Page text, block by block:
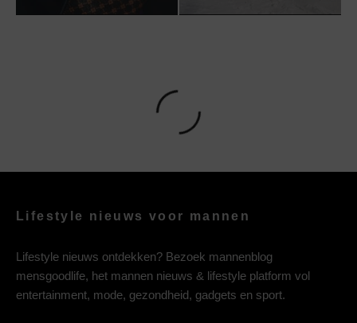
Lifestyle nieuws voor mannen
Lifestyle nieuws ontdekken? Bezoek mannenblog
mensgoodlife, het mannen nieuws & lifestyle platform vol
entertainment, mode, gezondheid, gadgets en sport.